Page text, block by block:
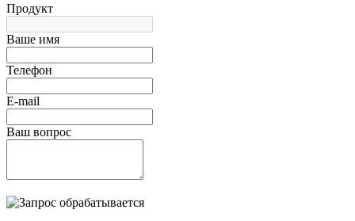
Продукт
Ваше имя
Телефон
E-mail
Ваш вопрос